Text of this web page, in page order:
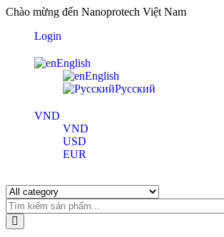
Chào mừng đến Nanoprotech Việt Nam
Login
English
English
Pусский
VND
VND
USD
EUR